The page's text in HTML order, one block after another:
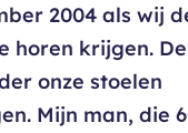
2004 als wij
horen krijgen.
onze stoelen
Mijn man, die